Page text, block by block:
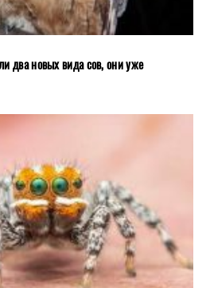
два новых вида сов, они уже